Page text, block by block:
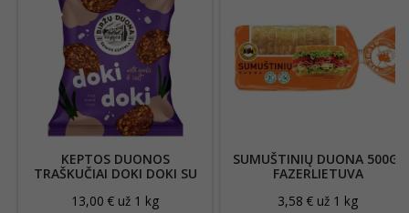
KEPTOS DUONOS
TRAŠKUČIAI DOKI DOKI SU
13,00 € už 1 kg
SUMUŠTINIŲ DUONA 500G/
FAZERLIETUVA
3,58 € už 1 kg